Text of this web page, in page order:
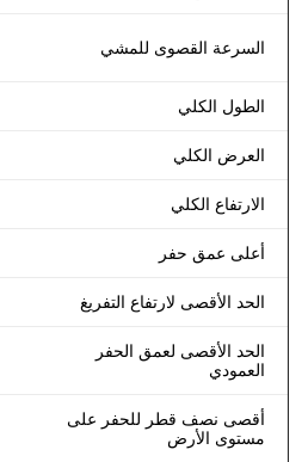
السرعة القصوى للمشي
الطول الكلي
العرض الكلي
الارتفاع الكلي
أعلى عمق حفر
الحد الأقصى لارتفاع التفريغ
الحد الأقصى لعمق الحفر
العمودي
أقصى نصف قطر للحفر على
مستوى الأرض